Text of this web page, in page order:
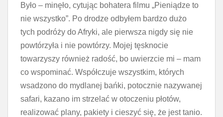
Było – minęło, cytując bohatera filmu „Pieniądze to
nie wszystko”. Po drodze odbyłem bardzo dużo
tych podróży do Afryki, ale pierwsza nigdy się nie
powtórzyła i nie powtórzy. Mojej tęsknocie
towarzyszy również radość, bo uwierzcie mi – mam
co wspominać. Współczuje wszystkim, których
wsadzono do mydlanej bańki, potocznie nazywanej
safari, kazano im strzelać w otoczeniu płotów,
realizować plany, pakiety i cieszyć się, że jest tanio.